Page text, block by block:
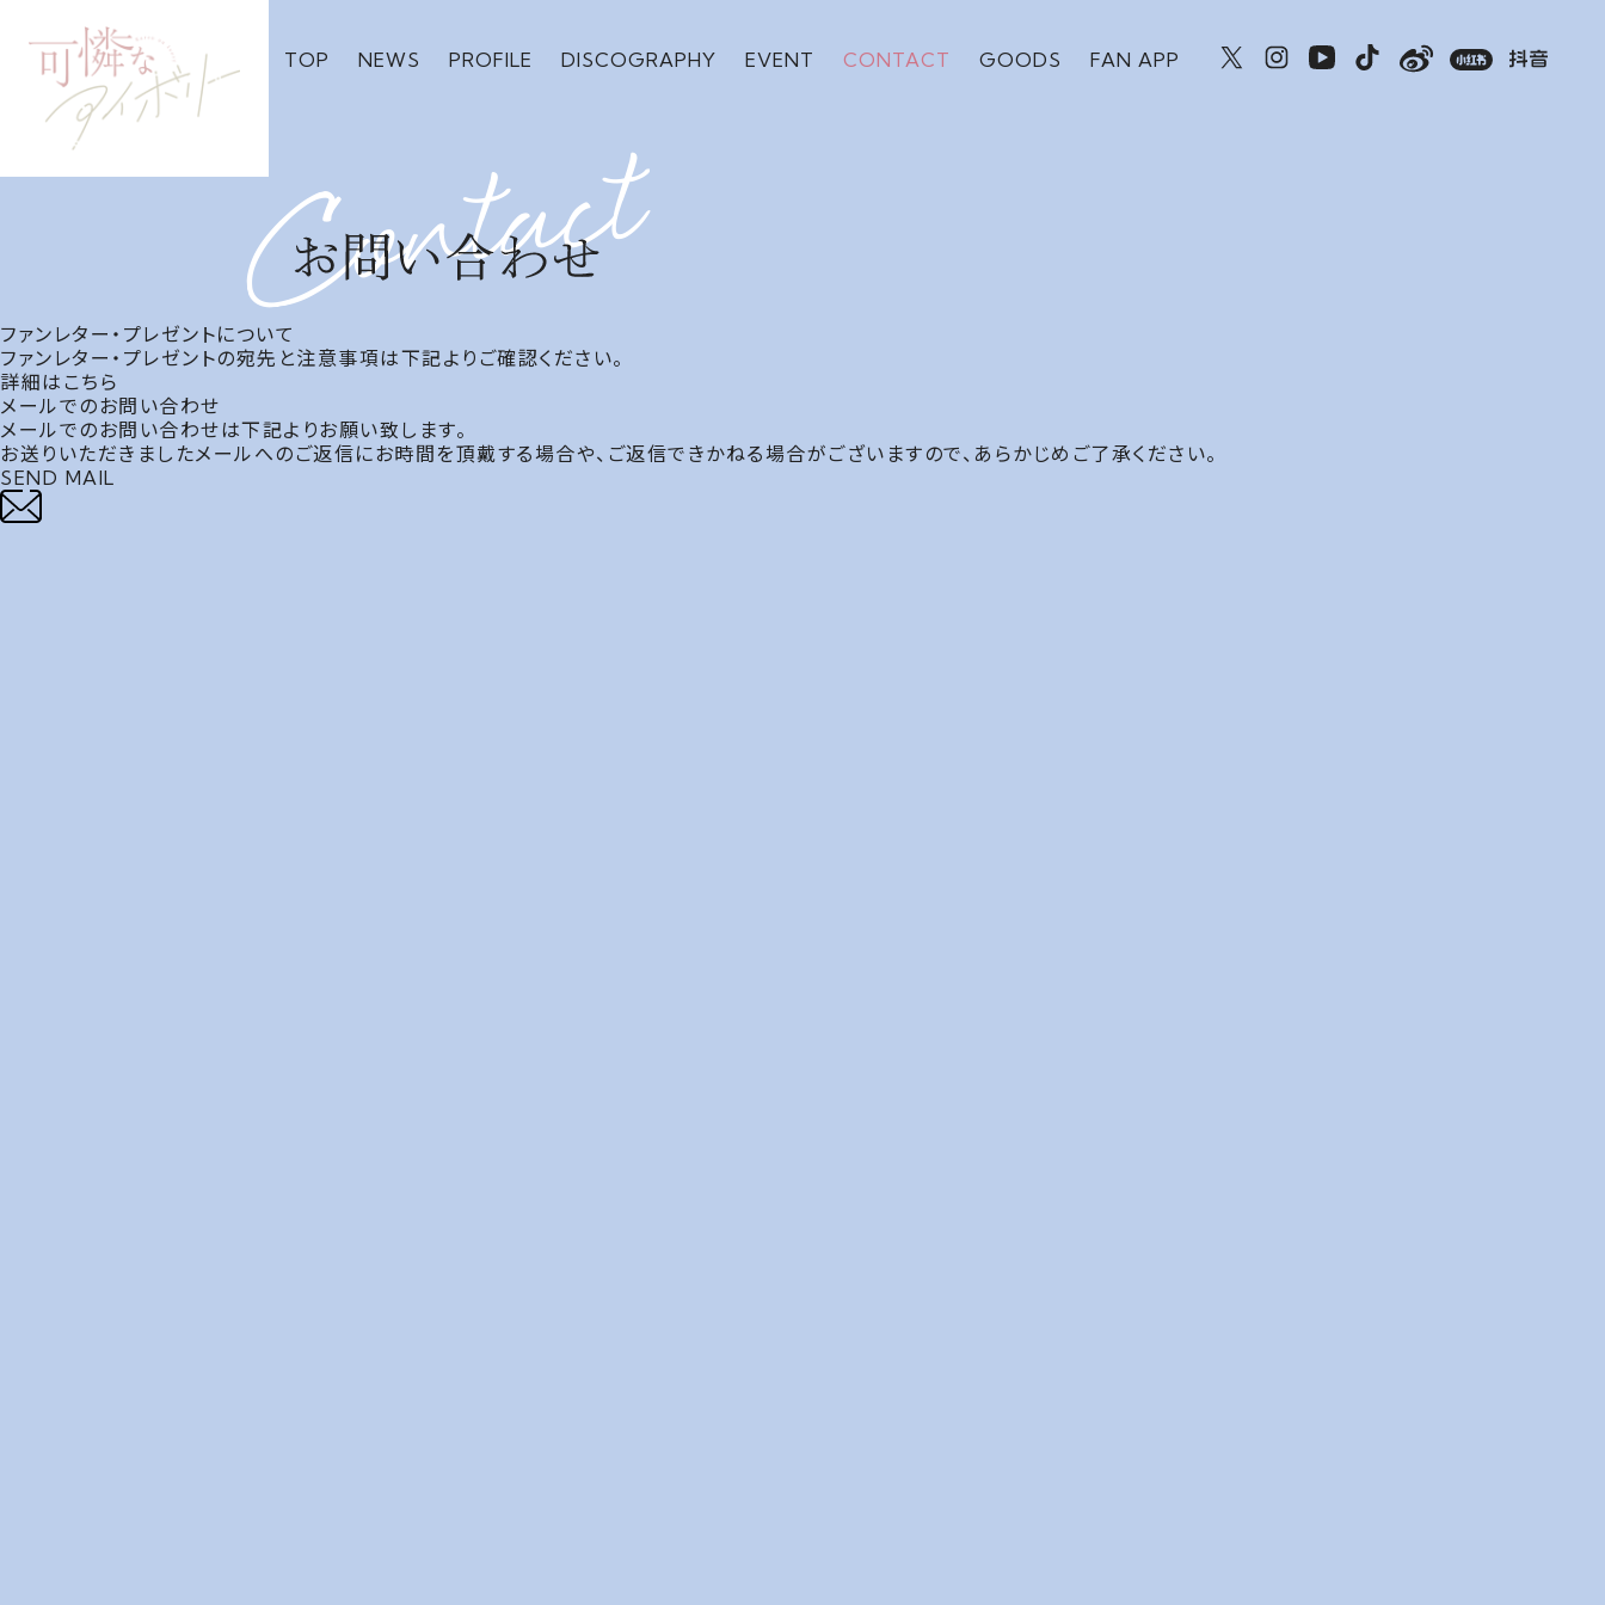
TOP NEWS PROFILE DISCOGRAPHY EVENT CONTACT GOODS FAN APP
ファンレター・プレゼントについて
ファンレター・プレゼントの宛先と注意事項は下記よりご確認ください。
詳細はこちら
メールでのお問い合わせ
メールでのお問い合わせは下記よりお願い致します。
お送りいただきましたメールへのご返信にお時間を頂戴する場合や、ご返信できかねる場合がございますので、あらかじめご了承ください。
SEND MAIL